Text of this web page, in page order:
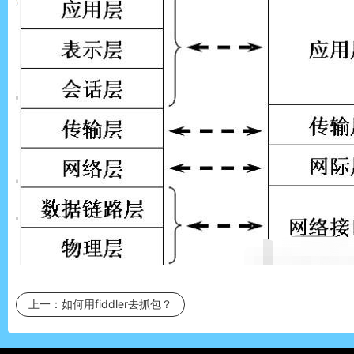
上一： 如何用fiddler去抓包？